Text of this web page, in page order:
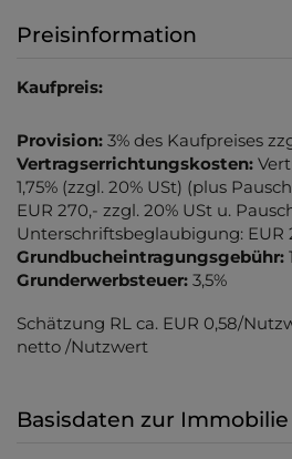
Preisinformation
Kaufpreis:
Provision: 3% des Kaufpreises
Vertragserrichtungskosten:
1,75% (zzgl. 20% USt) (plus
EUR 270,- zzgl. 20% USt u.
Unterschriftsbeglaubigung: EUR
Grundbucheintragungsgebühr:
Grunderwerbsteuer: 3,5%
Schätzung RL ca. EUR 0,58/
netto /Nutzwert
Basisdaten zur Immobilie